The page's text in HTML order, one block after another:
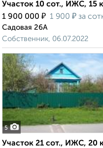
Участок 10 сот., ИЖС, 15
1 900 000 ₽ 1 900 ₽ за
Садовая 26А
Собственник, 06.07.2022
5
Участок 21 сот., ИЖС, 20